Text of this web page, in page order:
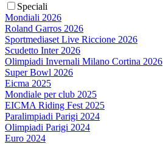
Speciali
Mondiali 2026
Roland Garros 2026
Sportmediaset Live Riccione 2026
Scudetto Inter 2026
Olimpiadi Invernali Milano Cortina 2026
Super Bowl 2026
Eicma 2025
Mondiale per club 2025
EICMA Riding Fest 2025
Paralimpiadi Parigi 2024
Olimpiadi Parigi 2024
Euro 2024